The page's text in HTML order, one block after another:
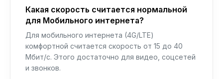
Какая скорость считается нормальной
для Мобильного интернета?
Для мобильного интернета (4G/LTE)
комфортной считается скорость от 15 до 40
Мбит/с. Этого достаточно для видео, соцсетей
и звонков.